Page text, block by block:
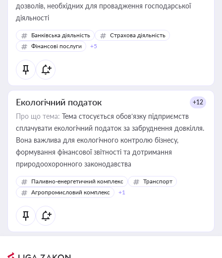
дозволів, необхідних для провадження господарської
діяльності
Банківська діяльність
Страхова діяльність
Фінансові послуги
+5
Екологічний податок +12
Про що тема: Тема стосується обов’язку підприємств
сплачувати екологічний податок за забруднення довкілля.
Вона важлива для екологічного контролю бізнесу,
формування фінансової звітності та дотримання
природоохоронного законодавства
Паливно-енергетичний комплекс
Транспорт
Агропромисловий комплекс
+1